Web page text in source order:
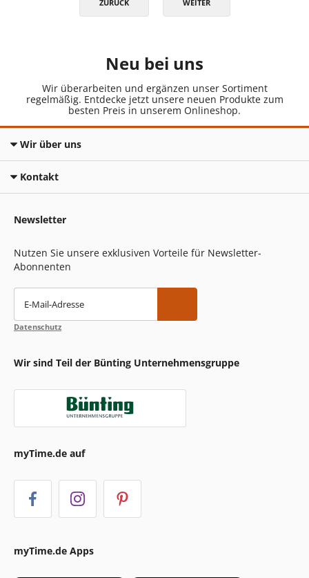
ZURÜCK WEITER
Neu bei uns
Wir überarbeiten und ergänzen unser Sortiment
regelmäßig. Entdecke jetzt unsere neuen Produkte zum
besten Preis in unserem Onlineshop.
Wir über uns
Kontakt
Newsletter
Nutzen Sie unsere exklusiven Vorteile für Newsletter-
Abonnenten
E-Mail-Adresse
Datenschutz
Wir sind Teil der Bünting Unternehmensgruppe
myTime.de auf
myTime.de Apps